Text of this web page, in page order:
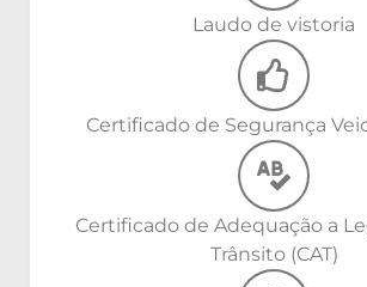
Laudo de vistoria
Certificado de Segurança
Certificado de Adequação a
Trânsito (CAT)